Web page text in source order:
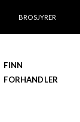
BROSJYRER
FINN
FORHANDLER